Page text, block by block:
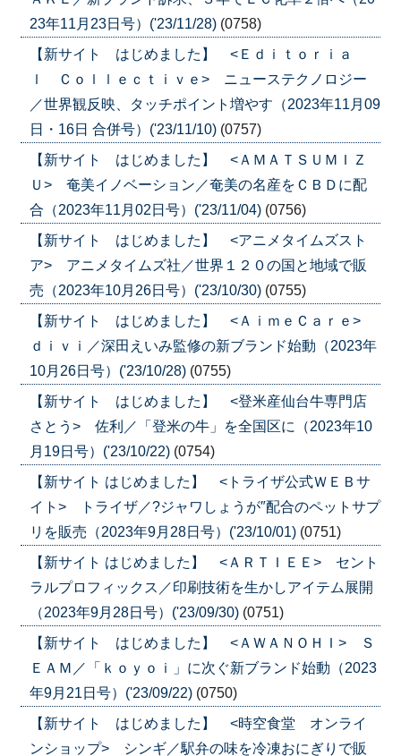
23年11月23日号）('23/11/28) (0758)
【新サイト はじめました】 <Ｅｄｉｔｏｒｉａ
ｌ Ｃｏｌｌｅｃｔｉｖｅ> ニューステクノロジー
／世界観反映、タッチポイント増やす（2023年11月09
日・16日 合併号）('23/11/10) (0757)
【新サイト はじめました】 <ＡＭＡＴＳＵＭＩＺ
Ｕ> 奄美イノベーション／奄美の名産をＣＢＤに配
合（2023年11月02日号）('23/11/04) (0756)
【新サイト はじめました】 <アニメタイムズスト
ア> アニメタイムズ社／世界１２０の国と地域で販
売（2023年10月26日号）('23/10/30) (0755)
【新サイト はじめました】 <ＡｉｍｅＣａｒｅ>
ｄｉｖｉ／深田えいみ監修の新ブランド始動（2023年
10月26日号）('23/10/28) (0755)
【新サイト はじめました】 <登米産仙台牛専門店
さとう> 佐利／「登米の牛」を全国区に（2023年10
月19日号）('23/10/22) (0754)
【新サイト はじめました】 <トライザ公式ＷＥＢサ
イト> トライザ／?ジャワしょうが″配合のペットサプ
リを販売（2023年9月28日号）('23/10/01) (0751)
【新サイト はじめました】 <ＡＲＴＩＥＥ> セント
ラルプロフィックス／印刷技術を生かしアイテム展開
（2023年9月28日号）('23/09/30) (0751)
【新サイト はじめました】 <ＡＷＡＮＯＨＩ> Ｓ
ＥＡＭ／「ｋｏｙｏｉ」に次ぐ新ブランド始動（2023
年9月21日号）('23/09/22) (0750)
【新サイト はじめました】 <時空食堂 オンライ
ンショップ> シンギ／駅弁の味を冷凍おにぎりで販